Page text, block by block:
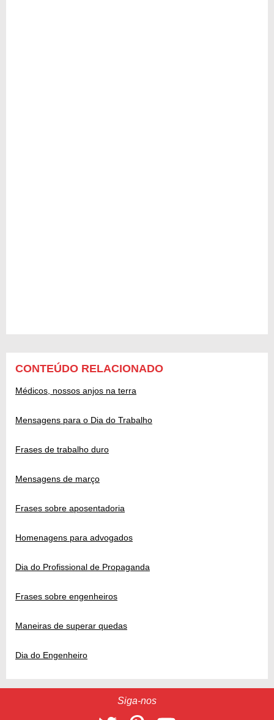
CONTEÚDO RELACIONADO
Médicos, nossos anjos na terra
Mensagens para o Dia do Trabalho
Frases de trabalho duro
Mensagens de março
Frases sobre aposentadoria
Homenagens para advogados
Dia do Profissional de Propaganda
Frases sobre engenheiros
Maneiras de superar quedas
Dia do Engenheiro
Siga-nos